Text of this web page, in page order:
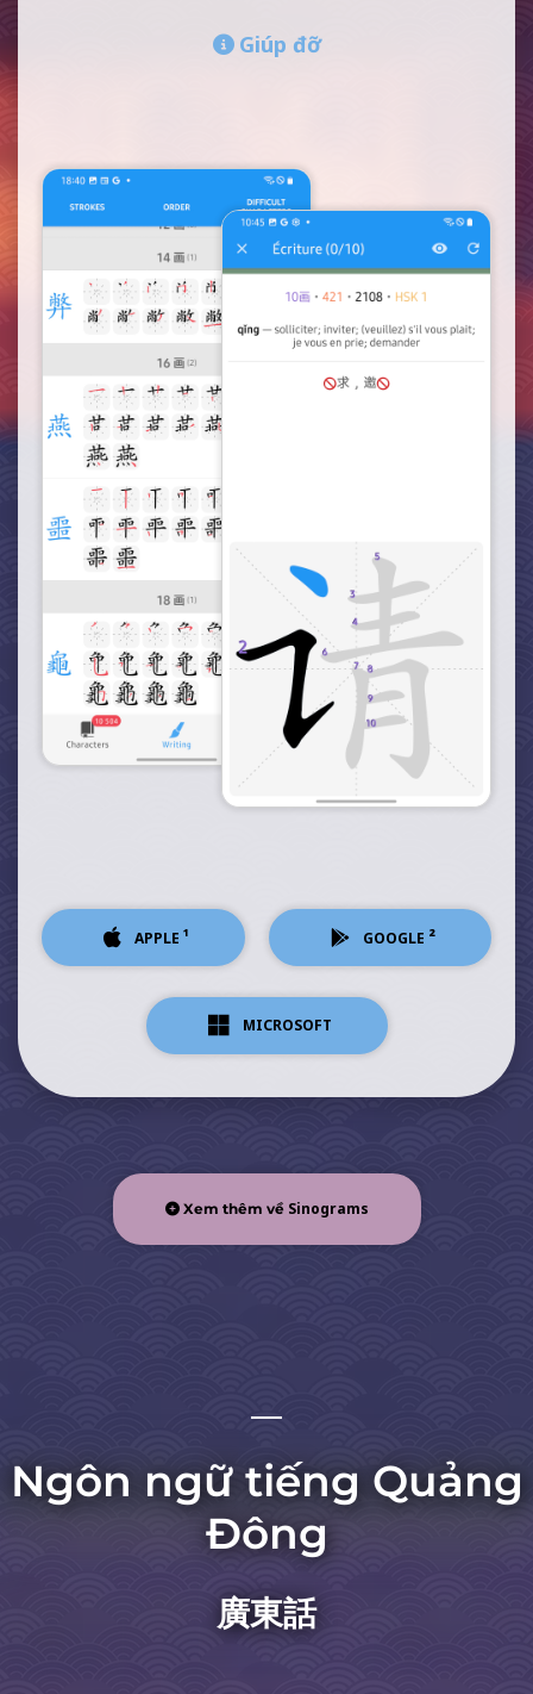
Giúp đỡ
APPLE ¹ GOOGLE ²
MICROSOFT
Xem thêm về Sinograms
Ngôn ngữ tiếng Quảng
Đông
廣東話